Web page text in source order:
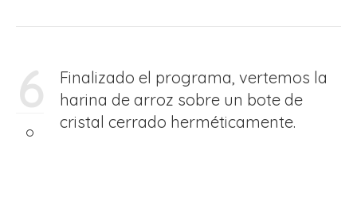
6
Finalizado el programa, vertemos la
harina de arroz sobre un bote de
cristal cerrado herméticamente.